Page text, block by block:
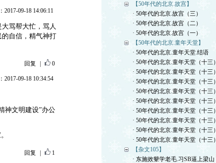
2017-09-18 14:06:11
骂帮大忙，骂人
自信，精气神打
回复 0
2017-09-18 10:34:54
神文明建设”办公
回复 1
【50年代的北京.故宫】
· 50年代的北京.故宫（三）
· 50年代的北京.故宫（二）
· 50年代的北京.故宫（一）
【50年代的北京.童年天堂】
· 50年代的北京.童年天堂.结语
· 50年代的北京.童年天堂（十三）
· 50年代的北京.童年天堂（十三）
· 50年代的北京.童年天堂（十三）
· 50年代的北京.童年天堂（十三）
· 50年代的北京.童年天堂（十三）
· 50年代的北京.童年天堂（十三）
· 50年代的北京.童年天堂（十三）
· 50年代的北京.童年天堂（十三）
· 50年代的北京.童年天堂（十三）
【杂文105】
· 东施效颦学老毛.习SB逼上梁山